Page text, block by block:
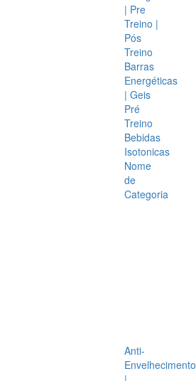
| Pre
Treino |
Pós
Treino
Barras
Energéticas
| Geis
Pré
Treino
Bebidas
Isotonicas
Nome
de
Categoria
Anti-
Envelhecimento